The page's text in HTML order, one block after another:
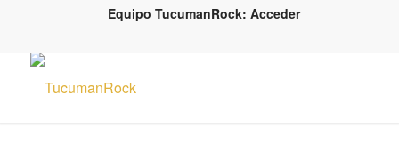
Equipo TucumanRock: Acceder